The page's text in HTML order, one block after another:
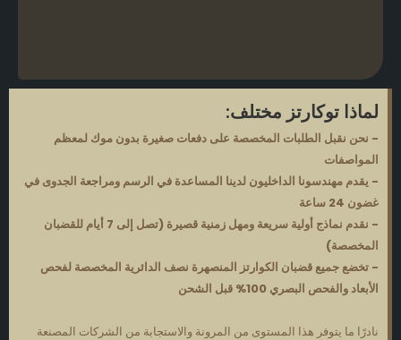
لماذا توكارتز مختلف:
- نحن نقبل الطلبات المخصصة على دفعات صغيرة بدون موك لمعظم
المواصفات
- يقدم مهندسونا الداخليون لدينا المساعدة في الرسم ومراجعة الجدوى في
غضون 24 ساعة
- نقدم نماذج أولية سريعة ومهل زمنية قصيرة (تصل إلى 7 أيام للقضبان
المخصصة)
- تخضع جميع قضبان الكوارتز المنصهرة نصف الدائرية المخصصة لفحص
الأبعاد والفحص البصري 100% قبل الشحن
نادرًا ما يتوفر هذا المستوى من المرونة والاستجابة من الشركات المصنعة